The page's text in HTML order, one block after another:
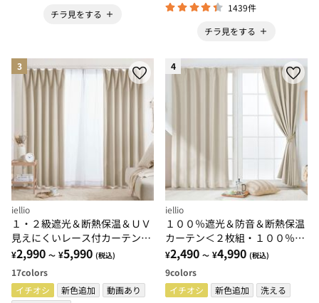
チラ見をする
1439件
チラ見をする
3
iellio
１・２級遮光＆断熱保温＆ＵＶ
見えにくいレース付カーテンセ
ット＜４枚組・遮光１級・洗え
る・無地＞
¥2,990 ～ ¥5,990 (税込)
17colors
イチオシ
新色追加
動画あり
4
iellio
１００％遮光＆防音＆断熱保温
カーテン＜２枚組・１００％遮
光（１級遮光）・洗える・無
地・形状記憶加工・新生活・コ
スパ＞
¥2,490 ～ ¥4,990 (税込)
9colors
イチオシ
新色追加 洗える